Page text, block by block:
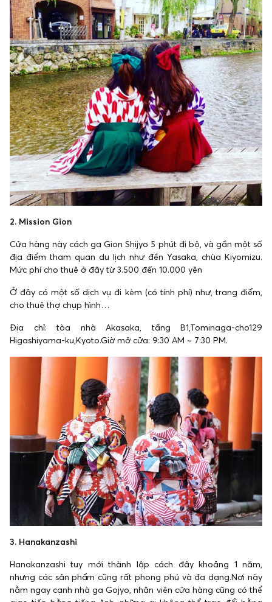
2. Mission Gion
Cửa hàng này cách ga Gion Shijyo 5 phút đi bộ, và gần một số
địa điểm tham quan du lịch như đền Yasaka, chùa Kiyomizu.
Mức phí cho thuê ở đây từ 3.500 đến 10.000 yên
Ở đây có một số dịch vụ đi kèm (có tính phí) như, trang điểm,
cho thuê thợ chụp hình…
Địa chỉ: tòa nhà Akasaka, tầng B1,Tominaga-cho129
Higashiyama-ku,Kyoto.Giờ mở cửa: 9:30 AM ~ 7:30 PM.
3. Hanakanzashi
Hanakanzashi tuy mới thành lập cách đây khoảng 1 năm,
nhưng các sản phẩm cũng rất phong phú và đa dạng.Nơi này
nằm ngay cạnh nhà ga Gojyo, nhân viên cửa hàng cũng có thể